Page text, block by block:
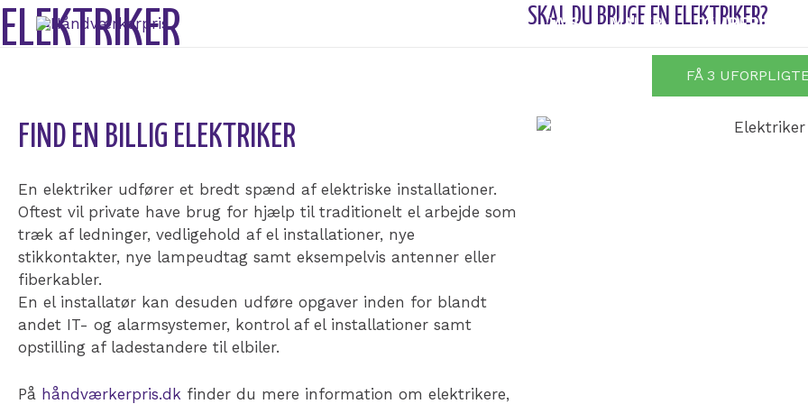
Gå
til
VVS MALER TØMRER
ELEKTRIKER SKAL DU BRUGE EN ELEKTRIKER?
FÅ 3
FIND EN BILLIG ELEKTRIKER
En elektriker udfører et bredt spænd af elektriske installationer.
Oftest vil private have brug for hjælp til traditionelt el arbejde som
træk af ledninger, vedligehold af el installationer, nye
stikkontakter, nye lampeudtag samt eksempelvis antenner eller
fiberkabler.
En el installatør kan desuden udføre opgaver inden for blandt
andet IT- og alarmsystemer, kontrol af el installationer samt
opstilling af ladestandere til elbiler.
På håndværkerpris.dk finder du mere information om elektrikere,